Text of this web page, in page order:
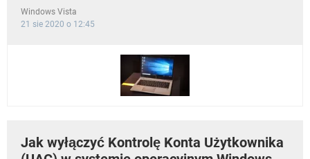
Windows Vista
21 sie 2020 o 12:45
Jak wyłączyć Kontrolę Konta Użytkownika